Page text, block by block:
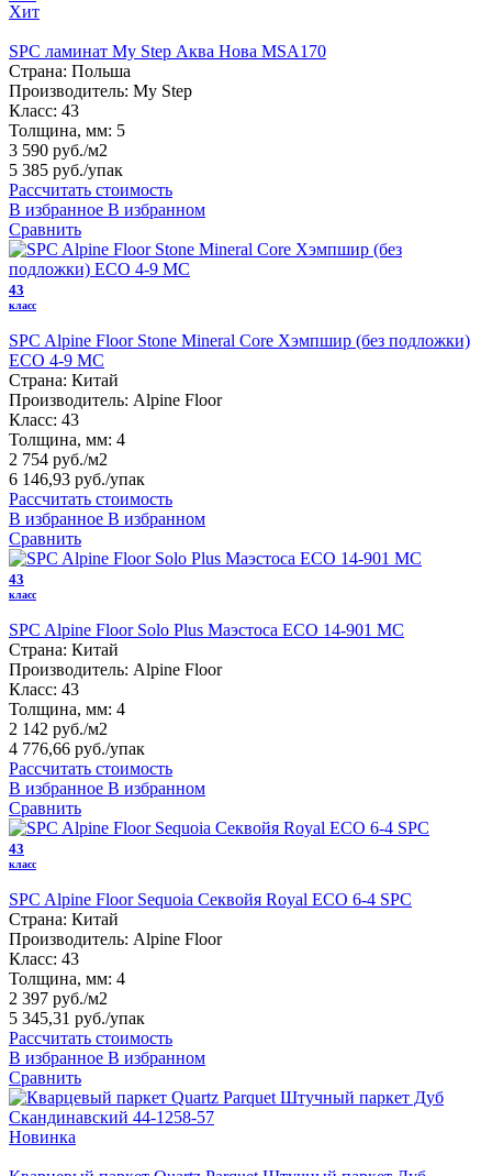
Хит
SPC ламинат My Step Аква Нова MSA170
Страна: Польша
Производитель: My Step
Класс: 43
Толщина, мм: 5
3 590 руб./м2
5 385 руб./упак
Рассчитать стоимость
В избранное В избранном
Сравнить
43
класс
SPC Alpine Floor Stone Mineral Core Хэмпшир (без подложки)
ECO 4-9 MC
Страна: Китай
Производитель: Alpine Floor
Класс: 43
Толщина, мм: 4
2 754 руб./м2
6 146,93 руб./упак
Рассчитать стоимость
В избранное В избранном
Сравнить
43
класс
SPC Alpine Floor Solo Plus Маэстоса ЕСО 14-901 MC
Страна: Китай
Производитель: Alpine Floor
Класс: 43
Толщина, мм: 4
2 142 руб./м2
4 776,66 руб./упак
Рассчитать стоимость
В избранное В избранном
Сравнить
43
класс
SPC Alpine Floor Sequoia Секвойя Royal ЕСО 6-4 SPC
Страна: Китай
Производитель: Alpine Floor
Класс: 43
Толщина, мм: 4
2 397 руб./м2
5 345,31 руб./упак
Рассчитать стоимость
В избранное В избранном
Сравнить
Новинка